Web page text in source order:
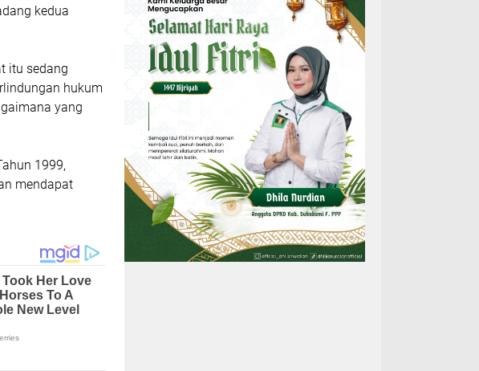
kedua
itu sedang
hukum
yang
1999,
mendapat